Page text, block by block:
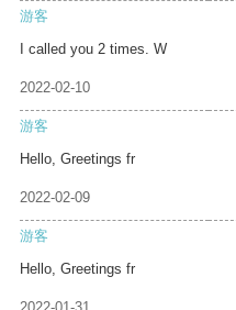
游客
I called you 2 times. W
2022-02-10
游客
Hello, Greetings fr
2022-02-09
游客
Hello, Greetings fr